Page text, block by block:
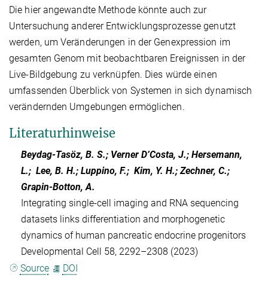
Die hier angewandte Methode könnte auch zur
Untersuchung anderer Entwicklungsprozesse genutzt
werden, um Veränderungen in der Genexpression im
gesamten Genom mit beobachtbaren Ereignissen in der
Live-Bildgebung zu verknüpfen. Dies würde einen
umfassenden Überblick von Systemen in sich dynamisch
verändernden Umgebungen ermöglichen.
Literaturhinweise
Beydag-Tasöz, B. S.; Verner D’Costa, J.; Hersemann,
L.; Lee, B. H.; Luppino, F.; Kim, Y. H.; Zechner, C.;
Grapin-Botton, A.
Integrating single-cell imaging and RNA sequencing
datasets links differentiation and morphogenetic
dynamics of human pancreatic endocrine progenitors
Developmental Cell 58, 2292–2308 (2023)
Source
DOI